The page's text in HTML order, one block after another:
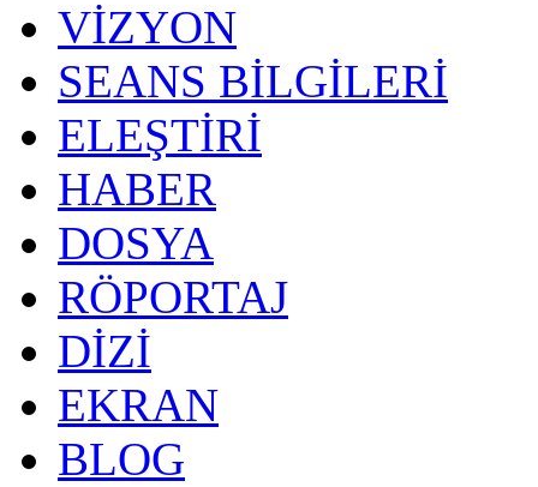
VİZYON
SEANS BİLGİLERİ
ELEŞTİRİ
HABER
DOSYA
RÖPORTAJ
DİZİ
EKRAN
BLOG